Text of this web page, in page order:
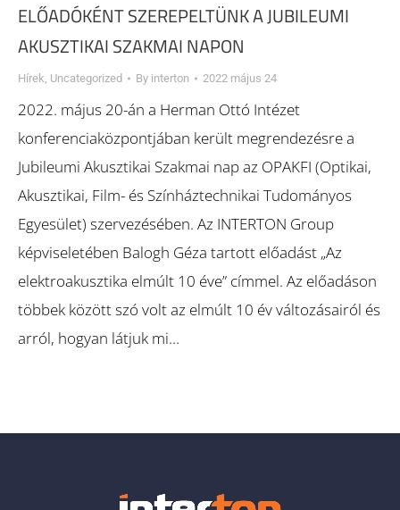
ELŐADÓKÉNT SZEREPELTÜNK A JUBILEUMI
AKUSZTIKAI SZAKMAI NAPON
Hírek Uncategorized By interton 2022 május 24
2022. május 20-án a Herman Ottó Intézet
konferenciaközpontjában került megrendezésre a
Jubileumi Akusztikai Szakmai nap az OPAKFI (Optikai,
Akusztikai, Film- és Színháztechnikai Tudományos
Egyesület) szervezésében. Az INTERTON Group
képviseletében Balogh Géza tartott előadást „Az
elektroakusztika elmúlt 10 éve” címmel. Az előadáson
többek között szó volt az elmúlt 10 év változásairól és
arról, hogyan látjuk mi…